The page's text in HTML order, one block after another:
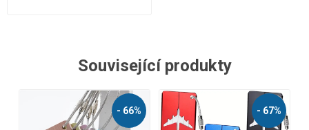
Související produkty
- 67%